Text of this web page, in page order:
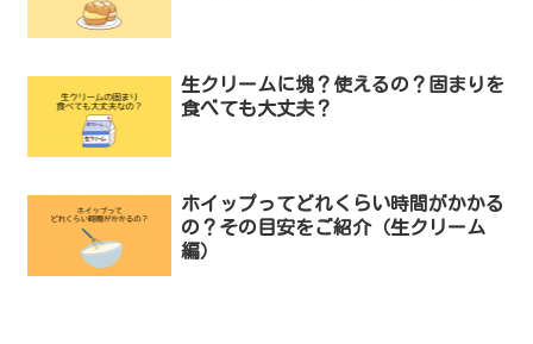
生クリームに塊？使えるの？固まりを
食べても大丈夫？
ホイップってどれくらい時間がかかる
の？その目安をご紹介（生クリーム
編）